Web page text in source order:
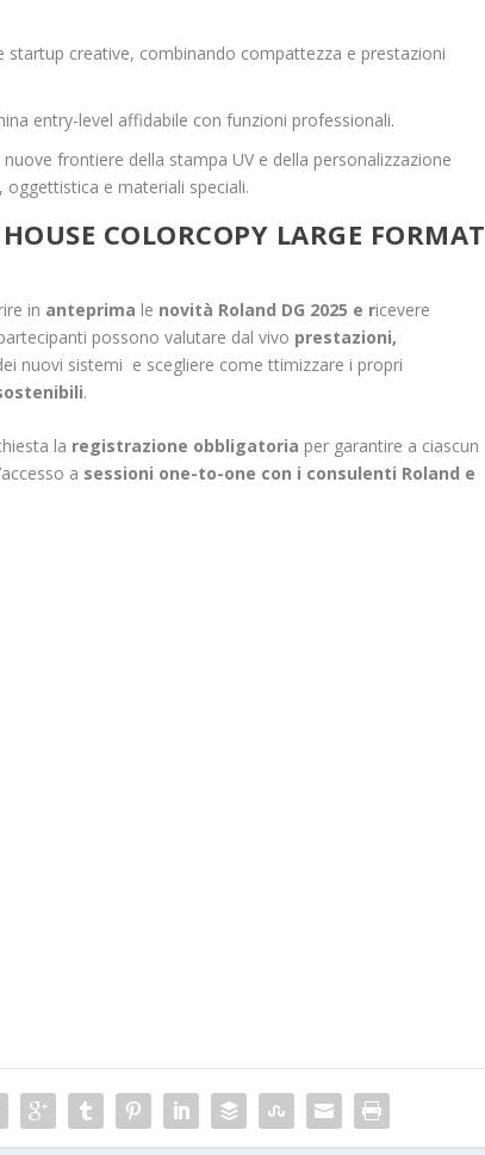
startup creative, combinando compattezza e prestazioni
entry-level affidabile con funzioni professionali.
nuove frontiere della stampa UV e della personalizzazione
e materiali speciali.
COLORCOPY LARGE FORMAT
in anteprima le novità Roland DG 2025 e ricevere
possono valutare dal vivo prestazioni,
nuovi sistemi e scegliere come ttimizzare i propri
.
la registrazione obbligatoria per garantire a ciascun
a sessioni one-to-one con i consulenti Roland e